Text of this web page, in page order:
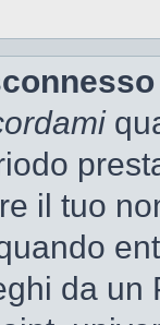
il tuo
da un